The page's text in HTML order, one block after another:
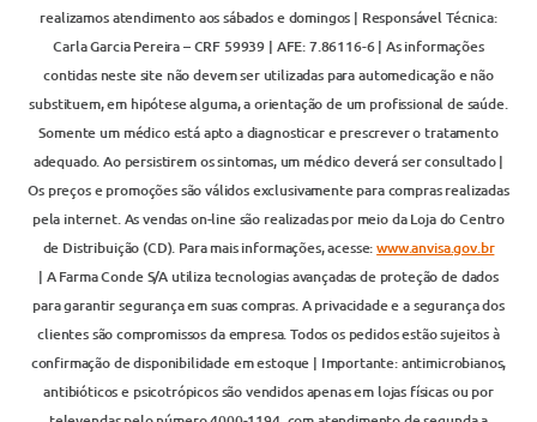
realizamos atendimento aos sábados e domingos | Responsável Técnica:
Carla Garcia Pereira – CRF 59939 | AFE: 7.86116-6 | As informações
contidas neste site não devem ser utilizadas para automedicação e não
substituem, em hipótese alguma, a orientação de um profissional de saúde.
Somente um médico está apto a diagnosticar e prescrever o tratamento
adequado. Ao persistirem os sintomas, um médico deverá ser consultado |
Os preços e promoções são válidos exclusivamente para compras realizadas
pela internet. As vendas on-line são realizadas por meio da Loja do Centro
de Distribuição (CD). Para mais informações, acesse:www.anvisa.gov.br
| A Farma Conde S/A utiliza tecnologias avançadas de proteção de dados
para garantir segurança em suas compras. A privacidade e a segurança dos
clientes são compromissos da empresa. Todos os pedidos estão sujeitos à
confirmação de disponibilidade em estoque | Importante: antimicrobianos,
antibióticos e psicotrópicos são vendidos apenas em lojas físicas ou por